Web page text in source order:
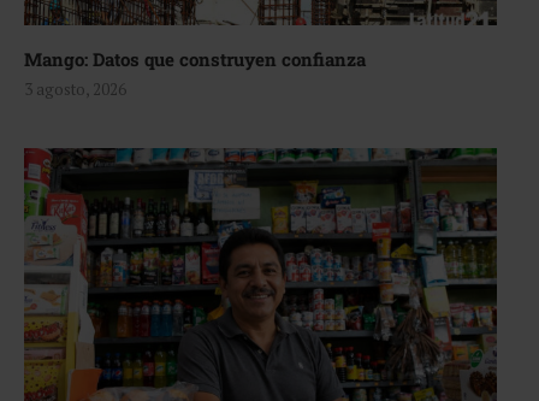
Mango: Datos que construyen confianza
3 agosto, 2026